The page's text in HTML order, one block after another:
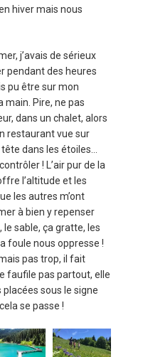
hiver mais nous
j’avais de sérieux
pendant des heures
pu être sur mon
main. Pire, ne pas
dans un chalet, alors
restaurant vue sur
dans les étoiles…
! L’air pur de la
l’altitude et les
les autres m’ont
à bien y repenser
le sable, ça gratte, les
foule nous oppresse !
pas trop, il fait
faufile pas partout, elle
sous le signe
se passe !